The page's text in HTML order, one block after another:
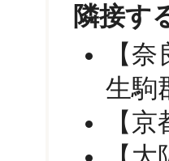
隣接す
【
生駒
【